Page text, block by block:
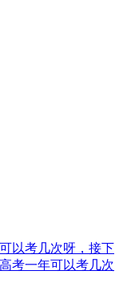
以考几次呀，接下
考一年可以考几次